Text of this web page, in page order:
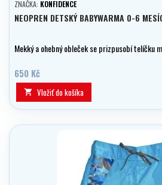
ZNAČKA: KONFIDENCE
NEOPREN DETSKÝ BABYWARMA 0-6
Mekký a ohebný obleček se prizpusobí telíčku
650 Kč
 Vložiť do košíka